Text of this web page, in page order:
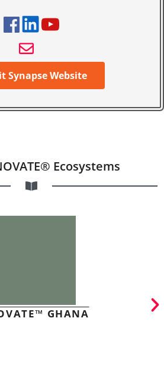
Synapse Website
Ecosystems
GHANA